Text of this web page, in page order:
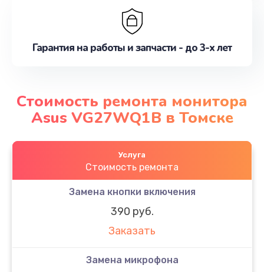
Гарантия на работы и запчасти - до 3-х лет
Стоимость ремонта монитора
Asus VG27WQ1B в Томске
Услуга
Стоимость ремонта
Замена кнопки включения
390 руб.
Заказать
Замена микрофона